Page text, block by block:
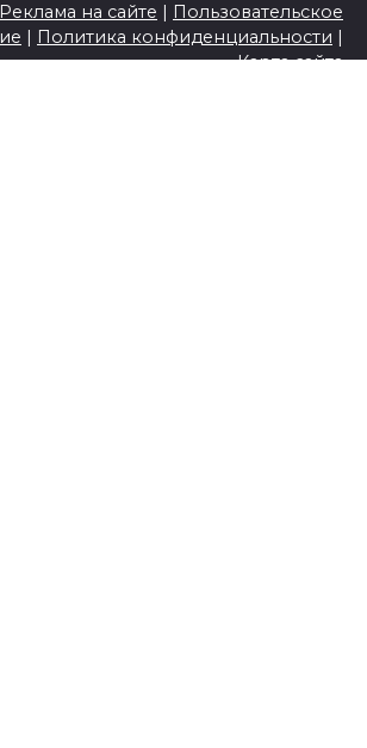
Реклама на сайте
Пользовательское
Политика конфиденциальности
Карта сайта